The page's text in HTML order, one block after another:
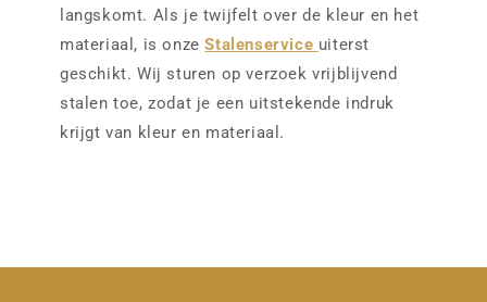
langskomt. Als je twijfelt over de kleur en het
materiaal, is onzeStalenservice uiterst
geschikt. Wij sturen op verzoek vrijblijvend
stalen toe, zodat je een uitstekende indruk
krijgt van kleur en materiaal.